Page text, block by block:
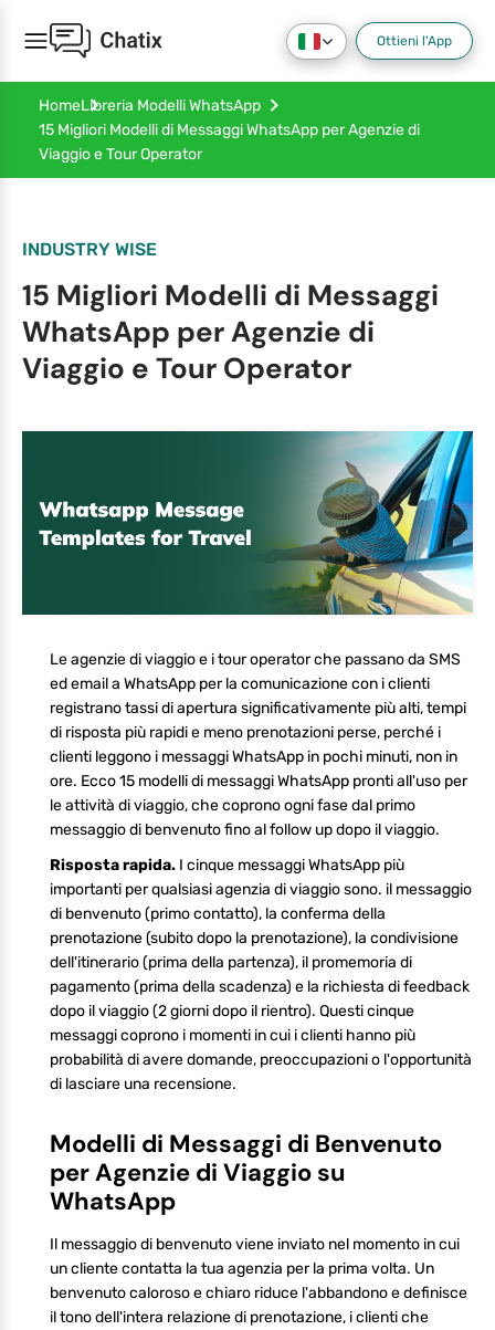
Ottieni l'App
HomeLibreria Modelli WhatsApp
15 Migliori Modelli di Messaggi WhatsApp per Agenzie di
Viaggio e Tour Operator
INDUSTRY WISE
15 Migliori Modelli di Messaggi
WhatsApp per Agenzie di
Viaggio e Tour Operator
Le agenzie di viaggio e i tour operator che passano da SMS
ed email a WhatsApp per la comunicazione con i clienti
registrano tassi di apertura significativamente più alti, tempi
di risposta più rapidi e meno prenotazioni perse, perché i
clienti leggono i messaggi WhatsApp in pochi minuti, non in
ore. Ecco 15 modelli di messaggi WhatsApp pronti all'uso per
le attività di viaggio, che coprono ogni fase dal primo
messaggio di benvenuto fino al follow up dopo il viaggio.
Risposta rapida. I cinque messaggi WhatsApp più
importanti per qualsiasi agenzia di viaggio sono. il messaggio
di benvenuto (primo contatto), la conferma della
prenotazione (subito dopo la prenotazione), la condivisione
dell'itinerario (prima della partenza), il promemoria di
pagamento (prima della scadenza) e la richiesta di feedback
dopo il viaggio (2 giorni dopo il rientro). Questi cinque
messaggi coprono i momenti in cui i clienti hanno più
probabilità di avere domande, preoccupazioni o l'opportunità
di lasciare una recensione.
Modelli di Messaggi di Benvenuto
per Agenzie di Viaggio su
WhatsApp
Il messaggio di benvenuto viene inviato nel momento in cui
un cliente contatta la tua agenzia per la prima volta. Un
benvenuto caloroso e chiaro riduce l'abbandono e definisce
il tono dell'intera relazione di prenotazione, i clienti che